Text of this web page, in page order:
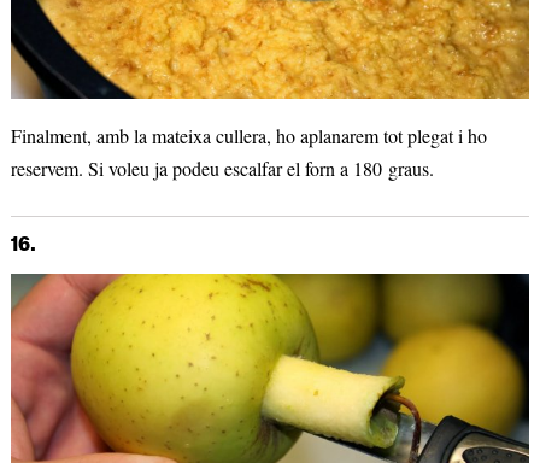
Finalment, amb la mateixa cullera, ho aplanarem tot plegat i ho
reservem. Si voleu ja podeu escalfar el forn a 180 graus.
16.